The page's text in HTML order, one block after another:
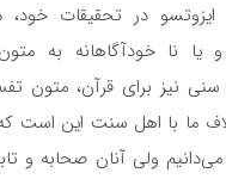
در تحقیقات خود،
و یا نا خودآگاهانه به
سنی نیز برای قرآن، متون
ما با اهل سنت این است که
ولی آنان صحابه و